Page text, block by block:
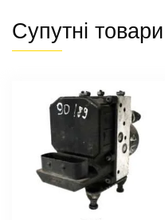
Супутні товари